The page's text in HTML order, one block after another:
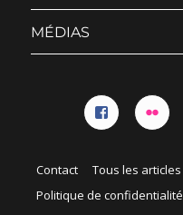
MÉDIAS
Contact Tous les articles
Politique de confidentialité